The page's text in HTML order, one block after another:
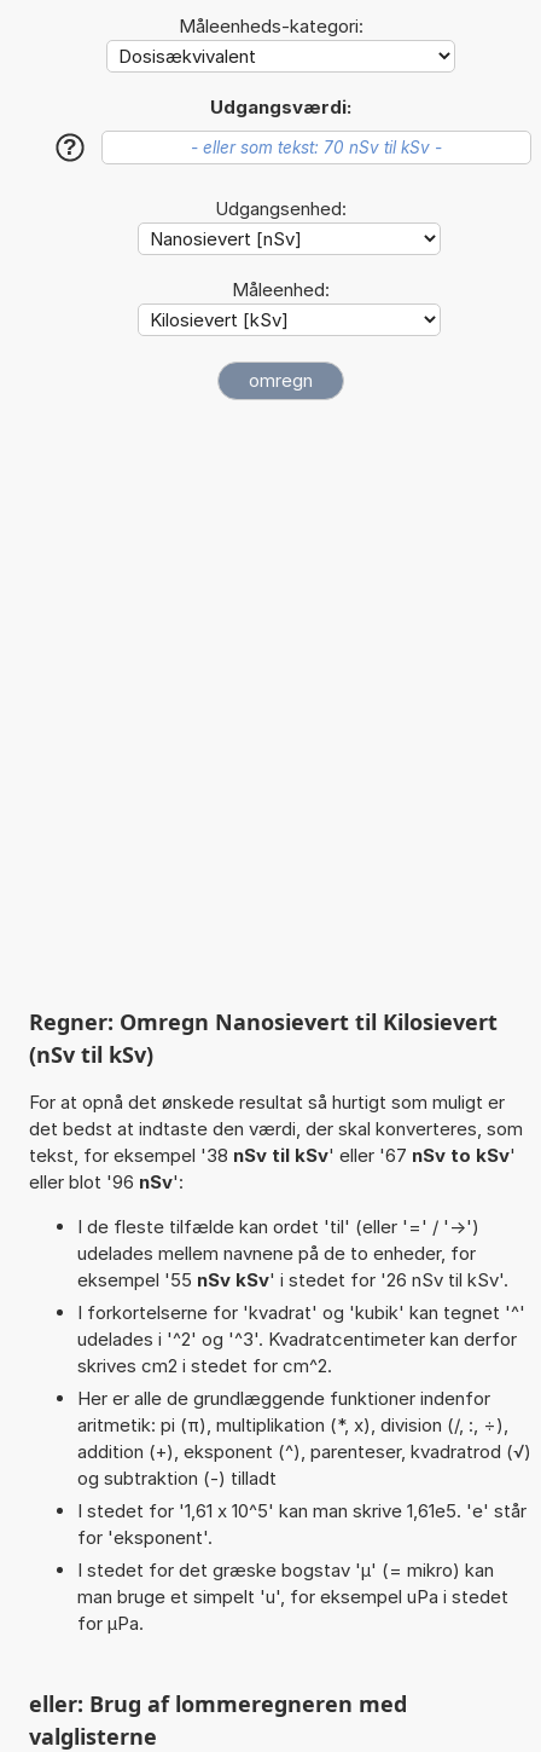
Måleenheds-kategori:
Udgangsværdi:
?
Udgangsenhed:
Måleenhed:
Regner: Omregn Nanosievert til Kilosievert
(nSv til kSv)
For at opnå det ønskede resultat så hurtigt som muligt er
det bedst at indtaste den værdi, der skal konverteres, som
tekst, for eksempel '38 nSv til kSv' eller '67 nSv to kSv'
eller blot '96 nSv':
I de fleste tilfælde kan ordet 'til' (eller '=' / '->')
udelades mellem navnene på de to enheder, for
eksempel '55 nSv kSv' i stedet for '26 nSv til kSv'.
I forkortelserne for 'kvadrat' og 'kubik' kan tegnet '^'
udelades i '^2' og '^3'. Kvadratcentimeter kan derfor
skrives cm2 i stedet for cm^2.
Her er alle de grundlæggende funktioner indenfor
aritmetik: pi (π), multiplikation (*, x), division (/, :, ÷),
addition (+), eksponent (^), parenteser, kvadratrod (√)
og subtraktion (-) tilladt
I stedet for '1,61 x 10^5' kan man skrive 1,61e5. 'e' står
for 'eksponent'.
I stedet for det græske bogstav 'µ' (= mikro) kan
man bruge et simpelt 'u', for eksempel uPa i stedet
for µPa.
eller: Brug af lommeregneren med
valglisterne